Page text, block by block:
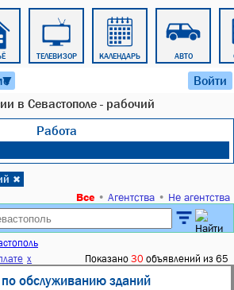
ТЕЛЕВИЗОР КАЛЕНДАРЬ АВТО
▼ Войти
в Севастополе - рабочий
Работа
✖
Все • Агентства • Не агентства
x Показано 30 объявлений из 65
обслуживанию зданий